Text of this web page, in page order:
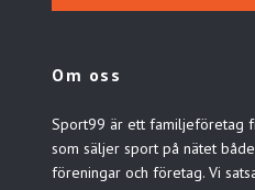
Om oss
Sport99 är ett familjeföretag
som säljer sport på nätet
föreningar och företag. Vi